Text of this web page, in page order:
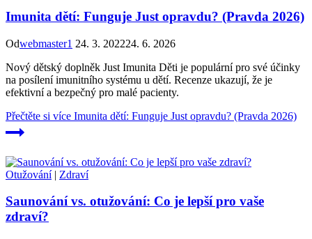
Imunita dětí: Funguje Just opravdu? (Pravda 2026)
Odwebmaster1 24. 3. 202224. 6. 2026
Nový dětský doplněk Just Imunita Děti je populární pro své účinky
na posílení imunitního systému u dětí. Recenze ukazují, že je
efektivní a bezpečný pro malé pacienty.
Přečtěte si více Imunita dětí: Funguje Just opravdu? (Pravda 2026)
Otužování| Zdraví
Saunování vs. otužování: Co je lepší pro vaše
zdraví?